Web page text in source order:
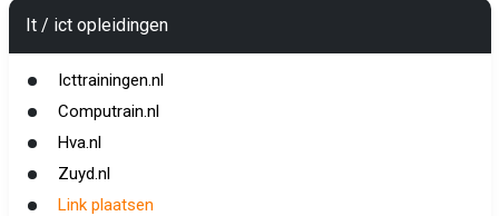
It / ict opleidingen
Icttrainingen.nl
Computrain.nl
Hva.nl
Zuyd.nl
Link plaatsen